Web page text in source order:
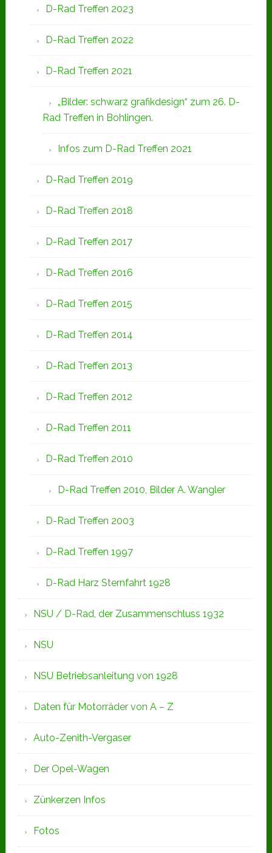
D-Rad Treffen 2023
D-Rad Treffen 2022
D-Rad Treffen 2021
„Bilder: schwarz grafikdesign“ zum 26. D-
Rad Treffen in Bohlingen.
Infos zum D-Rad Treffen 2021
D-Rad Treffen 2019
D-Rad Treffen 2018
D-Rad Treffen 2017
D-Rad Treffen 2016
D-Rad Treffen 2015
D-Rad Treffen 2014
D-Rad Treffen 2013
D-Rad Treffen 2012
D-Rad Treffen 2011
D-Rad Treffen 2010
D-Rad Treffen 2010, Bilder A. Wangler
D-Rad Treffen 2003
D-Rad Treffen 1997
D-Rad Harz Sternfahrt 1928
NSU / D-Rad, der Zusammenschluss 1932
NSU
NSU Betriebsanleitung von 1928
Daten für Motorräder von A – Z
Auto-Zenith-Vergaser
Der Opel-Wagen
Zünkerzen Infos
Fotos